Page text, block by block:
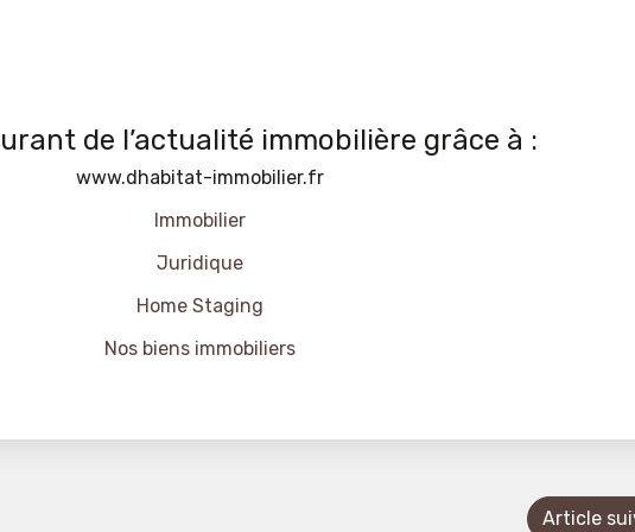
de l’actualité immobilière grâce à :
www.dhabitat-immobilier.fr
Immobilier
Juridique
Home Staging
Nos biens immobiliers
Article